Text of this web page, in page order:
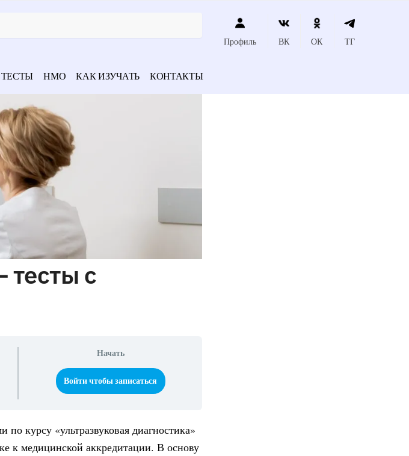
Профиль ВК ОК ТГ
НМО КАК ИЗУЧАТЬ КОНТАКТЫ
тесты с
Начать
Войти чтобы записаться
курсу «ультразвуковая диагностика»
к медицинской аккредитации. В основу